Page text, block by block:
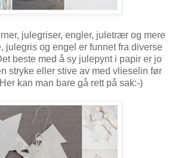
julegriser, engler, juletrær og mere
julegris og engel er funnet fra diverse
beste med å sy julepynt i papir er jo
stryke eller stive av med vlieselin før
kan man bare gå rett på sak:-)